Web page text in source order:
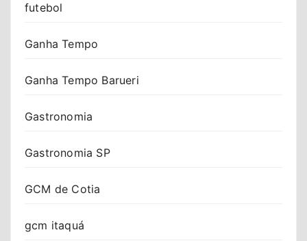
futebol
Ganha Tempo
Ganha Tempo Barueri
Gastronomia
Gastronomia SP
GCM de Cotia
gcm itaquá